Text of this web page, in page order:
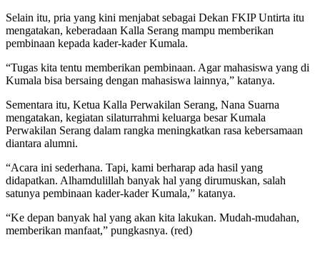
Selain itu, pria yang kini menjabat sebagai Dekan FKIP Untirta itu
mengatakan, keberadaan Kalla Serang mampu memberikan
pembinaan kepada kader-kader Kumala.
“Tugas kita tentu memberikan pembinaan. Agar mahasiswa yang di
Kumala bisa bersaing dengan mahasiswa lainnya,” katanya.
Sementara itu, Ketua Kalla Perwakilan Serang, Nana Suarna
mengatakan, kegiatan silaturrahmi keluarga besar Kumala
Perwakilan Serang dalam rangka meningkatkan rasa kebersamaan
diantara alumni.
“Acara ini sederhana. Tapi, kami berharap ada hasil yang
didapatkan. Alhamdulillah banyak hal yang dirumuskan, salah
satunya pembinaan kader-kader Kumala,” katanya.
“Ke depan banyak hal yang akan kita lakukan. Mudah-mudahan,
memberikan manfaat,” pungkasnya. (red)